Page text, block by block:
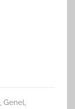
, Genel,